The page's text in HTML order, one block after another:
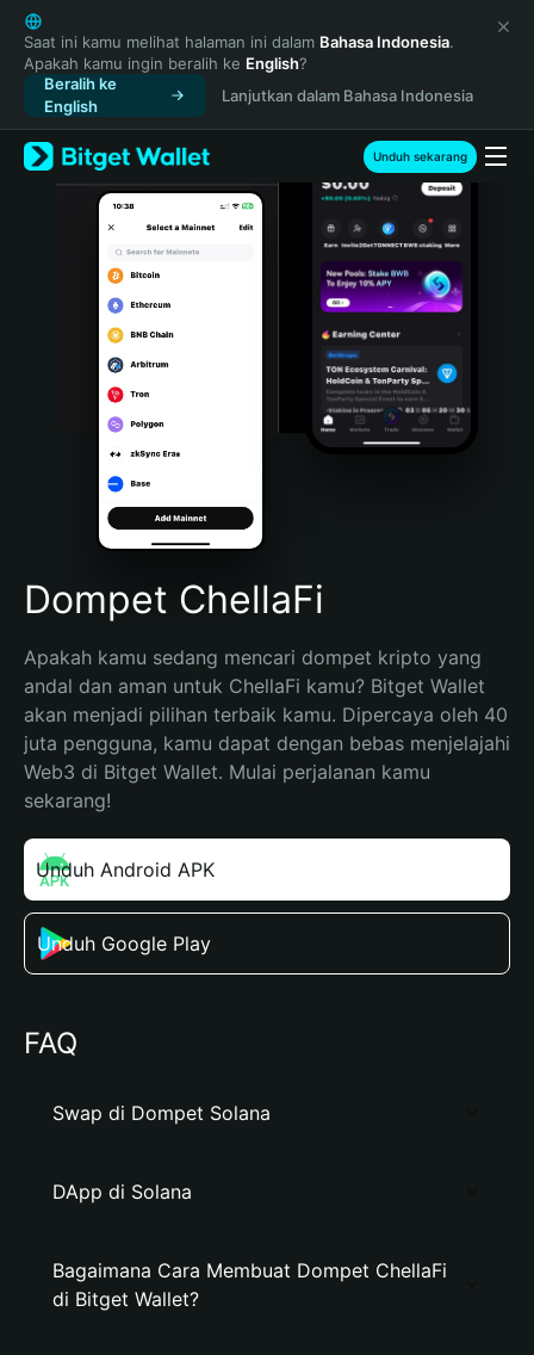
English
日本語
Tiếng Việt
Русский
Español (Latinoamérica)
Türkçe
Italiano
Português (Portugal)
Bahasa Indonesia
Português (Brasil)
Español (Argentina)
Saat ini kamu melihat halaman ini dalam Bahasa Indonesia.
Apakah kamu ingin beralih ke English?
Beralih ke
English
Lanjutkan dalam Bahasa Indonesia
Unduh sekarang
Dompet ChellaFi
Apakah kamu sedang mencari dompet kripto yang
andal dan aman untuk ChellaFi kamu? Bitget Wallet
akan menjadi pilihan terbaik kamu. Dipercaya oleh 40
juta pengguna, kamu dapat dengan bebas menjelajahi
Web3 di Bitget Wallet. Mulai perjalanan kamu
sekarang!
Unduh Android APK
Unduh Google Play
FAQ
Swap di Dompet Solana
DApp di Solana
Bagaimana Cara Membuat Dompet ChellaFi
di Bitget Wallet?